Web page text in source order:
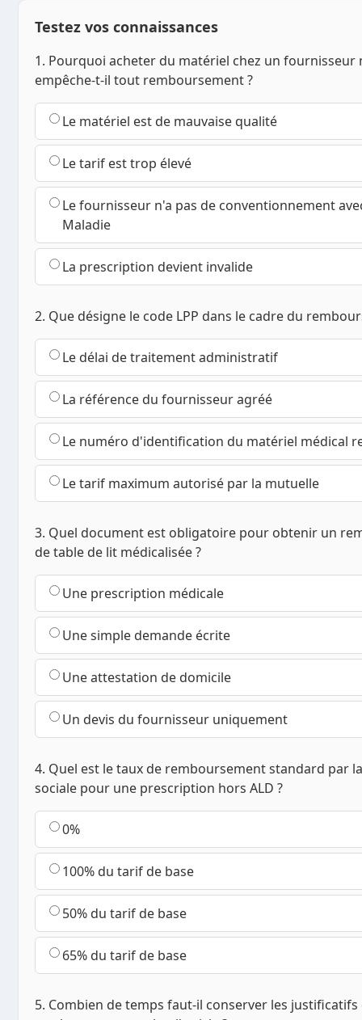
Testez vos connaissances
1. Pourquoi acheter du matériel chez un fournisseur
empêche-t-il tout remboursement ?
Le matériel est de mauvaise qualité
Le tarif est trop élevé
Le fournisseur n'a pas de conventionnement
Maladie
La prescription devient invalide
2. Que désigne le code LPP dans le cadre du
Le délai de traitement administratif
La référence du fournisseur agréé
Le numéro d'identification du matériel médical
Le tarif maximum autorisé par la mutuelle
3. Quel document est obligatoire pour obtenir un
de table de lit médicalisée ?
Une prescription médicale
Une simple demande écrite
Une attestation de domicile
Un devis du fournisseur uniquement
4. Quel est le taux de remboursement standard par
sociale pour une prescription hors ALD ?
0%
100% du tarif de base
50% du tarif de base
65% du tarif de base
5. Combien de temps faut-il conserver les justificatifs